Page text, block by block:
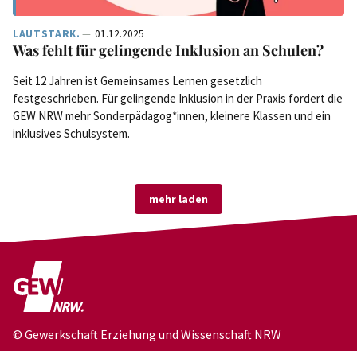
LAUTSTARK. 01.12.2025
Was fehlt für gelingende Inklusion an Schulen?
Seit 12 Jahren ist Gemeinsames Lernen gesetzlich
festgeschrieben. Für gelingende Inklusion in der Praxis fordert die
GEW NRW mehr Sonderpädagog*innen, kleinere Klassen und ein
inklusives Schulsystem.
mehr laden
© Gewerkschaft Erziehung und Wissenschaft NRW